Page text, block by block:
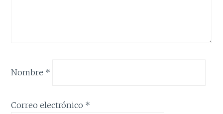
Nombre *
Correo electrónico *